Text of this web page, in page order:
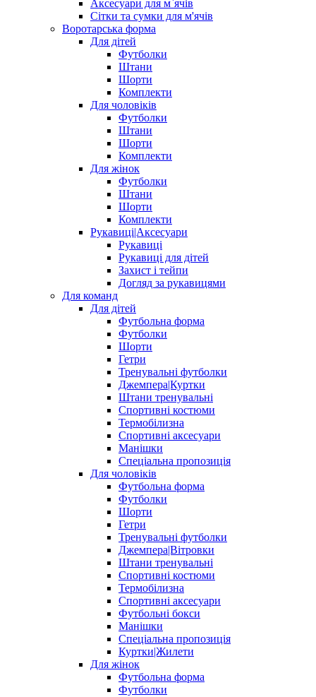
Аксесуари для м`ячів
Сітки та сумки для м'ячів
Воротарська форма
Для дітей
Футболки
Штани
Шорти
Комплекти
Для чоловіків
Футболки
Штани
Шорти
Комплекти
Для жінок
Футболки
Штани
Шорти
Комплекти
Рукавиці|Аксесуари
Рукавиці
Рукавиці для дітей
Захист і тейпи
Догляд за рукавицями
Для команд
Для дітей
Футбольна форма
Футболки
Шорти
Гетри
Тренувальні футболки
Джемпера|Куртки
Штани тренувальні
Спортивні костюми
Термобілизна
Спортивні аксесуари
Манішки
Спеціальна пропозиція
Для чоловіків
Футбольна форма
Футболки
Шорти
Гетри
Тренувальні футболки
Джемпера|Вітровки
Штани тренувальні
Спортивні костюми
Термобілизна
Спортивні аксесуари
Футбольні бокси
Манішки
Спеціальна пропозиція
Куртки|Жилети
Для жінок
Футбольна форма
Футболки